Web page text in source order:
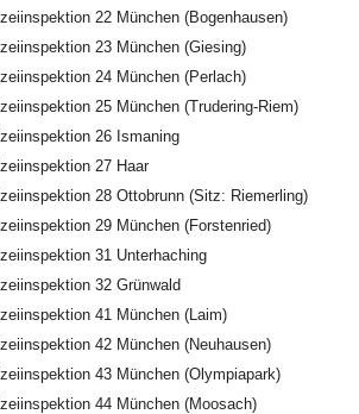
22 München (Bogenhausen)
23 München (Giesing)
24 München (Perlach)
25 München (Trudering-Riem)
26 Ismaning
27 Haar
28 Ottobrunn (Sitz: Riemerling)
29 München (Forstenried)
31 Unterhaching
32 Grünwald
41 München (Laim)
42 München (Neuhausen)
43 München (Olympiapark)
44 München (Moosach)